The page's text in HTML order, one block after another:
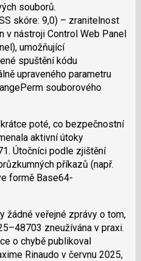
souborů.
skóre: 9,0) – zranitelnost
v nástroji Control Web Panel
umožňující
spuštění kódu
upraveného parametru
souborového
poté, co bezpečnostní
aktivní útoky
Útočníci podle zjištění
příkazů (např.
formě Base64-
žádné veřejné zprávy o tom,
zneužívána v praxi.
o chybě publikoval
Rinaudo v červnu 2025,